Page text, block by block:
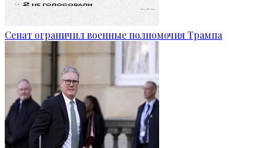
Сенат ограничил военные полномочия Трампа